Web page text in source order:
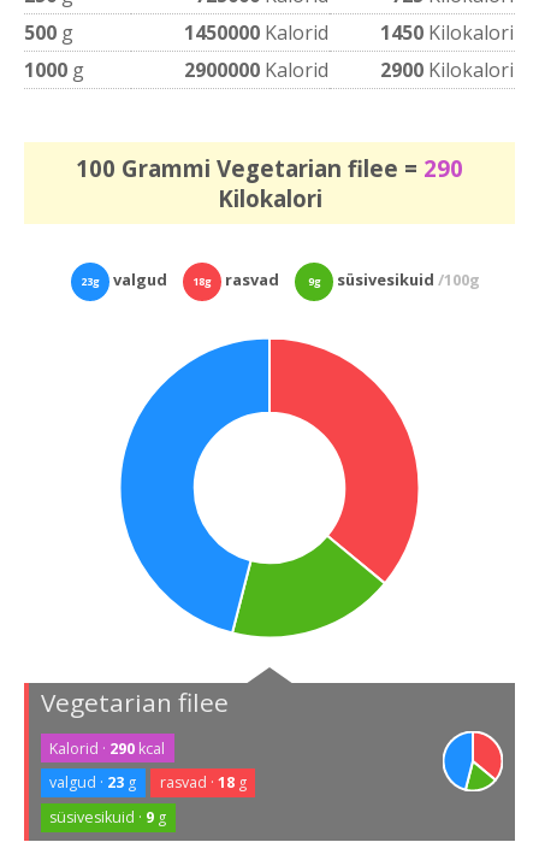
500 g 1450000 Kalorid 1450 Kilokalori
1000 g 2900000 Kalorid 2900 Kilokalori
100 Grammi Vegetarian filee = 290
Kilokalori
23g valgud 18g rasvad 9g süsivesikuid/100g
Vegetarian filee
Kalorid · 290 kcal
valgud · 23 g rasvad · 18g
süsivesikuid · 9 g